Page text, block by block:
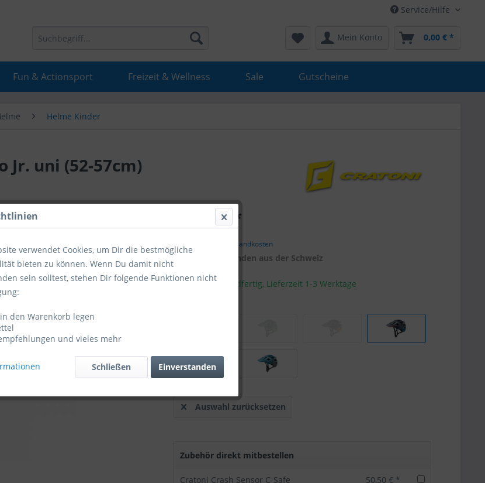
Service/Hilfe
Mein Konto 0,00 € *
Fun & Actionsport Freizeit & Wellness Sale Gutscheine
Helme Kinder
uni (52-57cm)
99,95 € *
inkl. Versandkosten
Kunden aus der Schweiz
Sofort versandfertig, Lieferzeit 1-3 Werktage
Auswahl zurücksetzen
Zubehör direkt mitbestellen
Cratoni Crash Sensor C-Safe
50,50 € *
verwendet Cookies, um Dir die bestmögliche
bieten zu können. Wenn Du damit nicht
sein solltest, stehen Dir folgende Funktionen nicht
den Warenkorb legen
und vieles mehr
Einverstanden
Schließen